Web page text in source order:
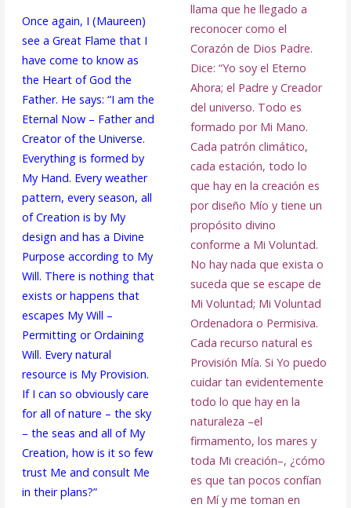
Once again, I (Maureen)
see a Great Flame that I
have come to know as
the Heart of God the
Father. He says: “I am the
Eternal Now – Father and
Creator of the Universe.
Everything is formed by
My Hand. Every weather
pattern, every season, all
of Creation is by My
design and has a Divine
Purpose according to My
Will. There is nothing that
exists or happens that
escapes My Will –
Permitting or Ordaining
Will. Every natural
resource is My Provision.
If I can so obviously care
for all of nature – the sky
– the seas and all of My
Creation, how is it so few
trust Me and consult Me
in their plans?”
llama que he llegado a
reconocer como el
Corazón de Dios Padre.
Dice: “Yo soy el Eterno
Ahora; el Padre y Creador
del universo. Todo es
formado por Mi Mano.
Cada patrón climático,
cada estación, todo lo
que hay en la creación es
por diseño Mío y tiene un
propósito divino
conforme a Mi Voluntad.
No hay nada que exista o
suceda que se escape de
Mi Voluntad; Mi Voluntad
Ordenadora o Permisiva.
Cada recurso natural es
Provisión Mía. Si Yo puedo
cuidar tan evidentemente
todo lo que hay en la
naturaleza –el
firmamento, los mares y
toda Mi creación–, ¿cómo
es que tan pocos confían
en Mí y me toman en